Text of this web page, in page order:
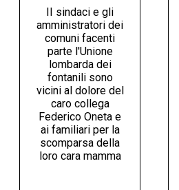
II sindaci e gli
amministratori dei
comuni facenti
parte l'Unione
lombarda dei
fontanili sono
vicini al dolore del
caro collega
Federico Oneta e
ai familiari per la
scomparsa della
loro cara mamma